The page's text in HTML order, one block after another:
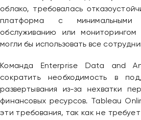
облако, требовалась
платформа с минимальными
обслуживанию или мониторингом
могли бы использовать все
Команда Enterprise Data and
сократить необходимость в
развертывания из-за нехватки
финансовых ресурсов. Tableau
эти требования, так как не